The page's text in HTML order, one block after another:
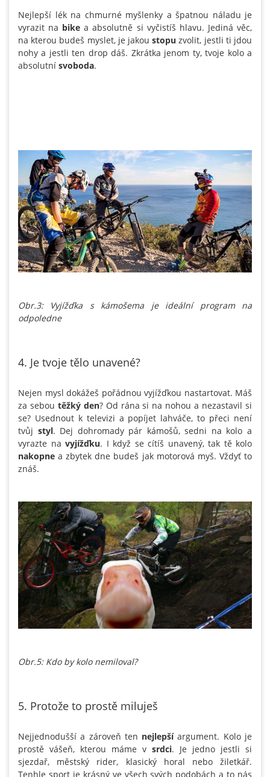
Nejlepší lék na chmurné myšlenky a špatnou náladu je
vyrazit na bike a absolutně si vyčistíš hlavu. Jediná věc,
na kterou budeš myslet, je jakoustopu zvolit, jestli ti jdou
nohy a jestli ten drop dáš. Zkrátka jenom ty, tvoje kolo a
absolutní svoboda.
Obr.3: Vyjížďka s kámošema je ideální program na
odpoledne
4. Je tvoje tělo unavené?
Nejen mysl dokážeš pořádnou vyjížďkou nastartovat. Máš
za sebou těžký den? Od rána si na nohou a nezastavil si
se? Usednout k televizi a popíjet lahváče, to přeci není
tvůj styl. Dej dohromady pár kámošů, sedni na kolo a
vyrazte na vyjížďku. I když se cítíš unavený, tak tě kolo
nakopne a zbytek dne budeš jak motorová myš. Vždyť to
znáš.
Obr.5: Kdo by kolo nemiloval?
5. Protože to prostě miluješ
Nejjednodušší a zároveň ten nejlepšíargument. Kolo je
prostě vášeň, kterou máme v srdci. Je jedno jestli si
sjezdař, městský rider, klasický horal nebo žiletkář.
Tenhle sport je krásný ve všech svých podobách a to nás